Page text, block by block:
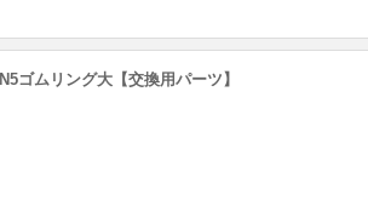
N5ゴムリング大【交換用パーツ】